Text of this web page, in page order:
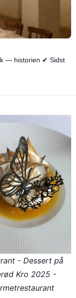
— historien ✔ Sidst
- Dessert på
Kro 2025 -